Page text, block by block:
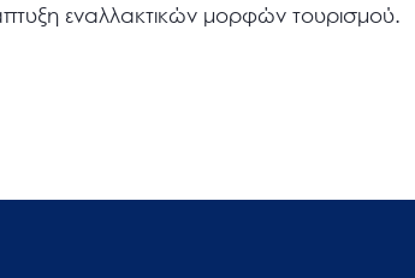
εναλλακτικών μορφών τουρισμού.